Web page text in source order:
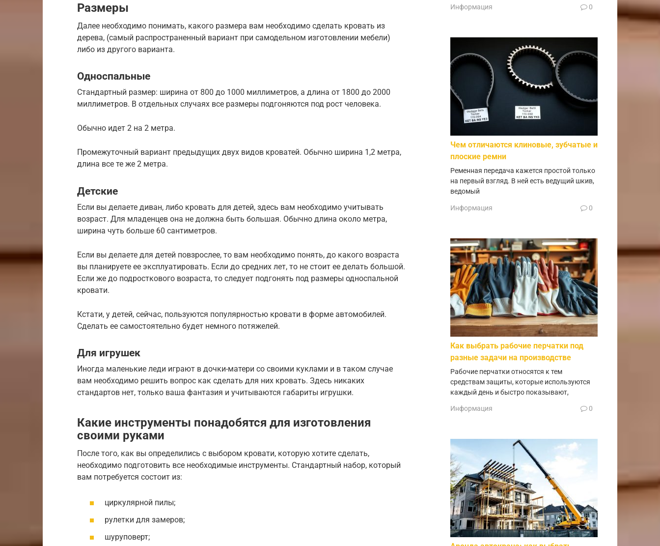
Размеры
Далее необходимо понимать, какого размера вам необходимо сделать кровать из
дерева, (самый распространенный вариант при самодельном изготовлении мебели)
либо из другого варианта.
Односпальные
Стандартный размер: ширина от 800 до 1000 миллиметров, а длина от 1800 до 2000
миллиметров. В отдельных случаях все размеры подгоняются под рост человека.
Обычно идет 2 на 2 метра.
Промежуточный вариант предыдущих двух видов кроватей. Обычно ширина 1,2 метра,
длина все те же 2 метра.
Детские
Если вы делаете диван, либо кровать для детей, здесь вам необходимо учитывать
возраст. Для младенцев она не должна быть большая. Обычно длина около метра,
ширина чуть больше 60 сантиметров.
Если вы делаете для детей повзрослее, то вам необходимо понять, до какого возраста
вы планируете ее эксплуатировать. Если до средних лет, то не стоит ее делать большой.
Если же до подросткового возраста, то следует подгонять под размеры односпальной
кровати.
Кстати, у детей, сейчас, пользуются популярностью кровати в форме автомобилей.
Сделать ее самостоятельно будет немного потяжелей.
Для игрушек
Иногда маленькие леди играют в дочки-матери со своими куклами и в таком случае
вам необходимо решить вопрос как сделать для них кровать. Здесь никаких
стандартов нет, только ваша фантазия и учитываются габариты игрушки.
Какие инструменты понадобятся для изготовления
своими руками
После того, как вы определились с выбором кровати, которую хотите сделать,
необходимо подготовить все необходимые инструменты. Стандартный набор, который
вам потребуется состоит из:
циркулярной пилы;
рулетки для замеров;
шуруповерт;
Информация 0
Чем отличаются клиновые, зубчатые и
плоские ремни
Ременная передача кажется простой только
на первый взгляд. В ней есть ведущий шкив,
ведомый
Информация 0
Как выбрать рабочие перчатки под
разные задачи на производстве
Рабочие перчатки относятся к тем
средствам защиты, которые используются
каждый день и быстро показывают,
Информация 0